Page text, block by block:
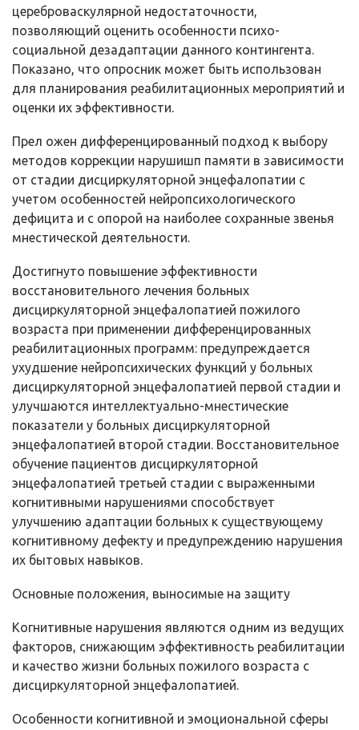
цереброваскулярной недостаточности,
позволяющий оценить особенности психо-
социальной дезадаптации данного контингента.
Показано, что опросник может быть использован
для планирования реабилитационных мероприятий и
оценки их эффективности.
Прел ожен дифференцированный подход к выбору
методов коррекции нарушишп памяти в зависимости
от стадии дисциркуляторной энцефалопатии с
учетом особенностей нейропсихологического
дефицита и с опорой на наиболее сохранные звенья
мнестической деятельности.
Достигнуто повышение эффективности
восстановительного лечения больных
дисциркуляторной энцефалопатией пожилого
возраста при применении дифференцированных
реабилитационных программ: предупреждается
ухудшение нейропсихических функций у больных
дисциркуляторной энцефалопатией первой стадии и
улучшаются интеллектуально-мнестические
показатели у больных дисциркуляторной
энцефалопатией второй стадии. Восстановительное
обучение пациентов дисциркуляторной
энцефалопатией третьей стадии с выраженными
когнитивными нарушениями способствует
улучшению адаптации больных к существующему
когнитивному дефекту и предупреждению нарушения
их бытовых навыков.
Основные положения, выносимые на защиту
Когнитивные нарушения являются одним из ведущих
факторов, снижающим эффективность реабилитации
и качество жизни больных пожилого возраста с
дисциркуляторной энцефалопатией.
Особенности когнитивной и эмоциональной сферы